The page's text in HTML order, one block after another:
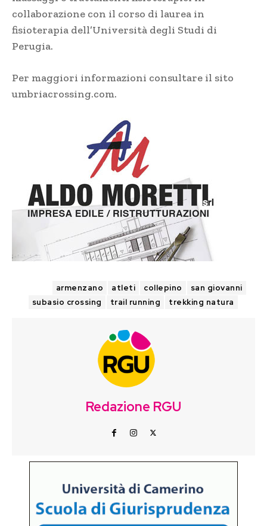
collaborazione con il corso di laurea in
fisioterapia dell’Università degli Studi di
Perugia.
Per maggiori informazioni consultare il sito
umbriacrossing.com.
armenzano atleti collepino
san giovanni
subasio crossing
trail running trekking natura
Redazione RGU